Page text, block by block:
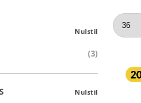
Nulstil
(3)
Nulstil